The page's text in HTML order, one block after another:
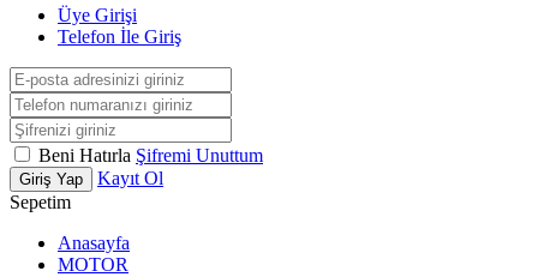
Üye Girişi
Telefon İle Giriş
Beni Hatırla Şifremi Unuttum
Giriş Yap
Kayıt Ol
Sepetim
Anasayfa
MOTOR